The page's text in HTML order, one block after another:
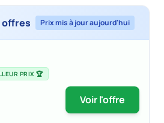
offres Prix mis à jour aujourd'hui
PRIX 🏆
Voir l'offre